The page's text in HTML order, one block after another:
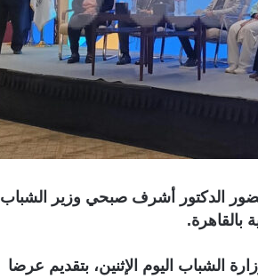
الدكتور أشرف صبحي وزير الشباب
بالقاهرة.
الشباب اليوم الإثنين، بتقديم عرضا